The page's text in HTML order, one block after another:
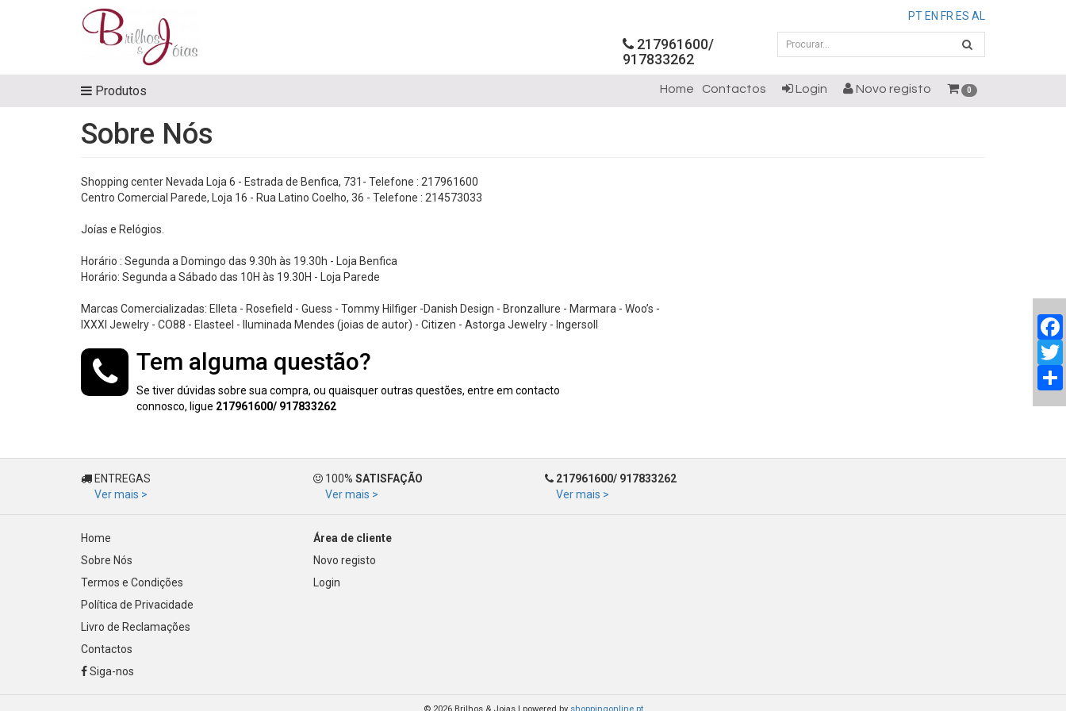
217961600/
917833262
PT EN FR ES AL
Produtos 0
Novo registo
Login
Contactos
Home
Sobre Nós
Shopping center Nevada Loja 6 - Estrada de Benfica, 731- Telefone : 217961600
Centro Comercial Parede, Loja 16 - Rua Latino Coelho, 36 - Telefone : 214573033
Joías e Relógios.
Horário : Segunda a Domingo das 9.30h às 19.30h - Loja Benfica
Horário: Segunda a Sábado das 10H às 19.30H - Loja Parede
Marcas Comercializadas: Elleta - Rosefield - Guess - Tommy Hilfiger -Danish Design - Bronzallure - Marmara - Woo’s -
IXXXI Jewelry - CO88 - Elasteel - Iluminada Mendes (joias de autor) - Citizen - Astorga Jewelry - Ingersoll
Tem alguma questão?
Se tiver dúvidas sobre sua compra, ou quaisquer outras questões, entre em contacto
connosco, ligue 217961600/ 917833262
ENTREGAS
Ver mais >
100% SATISFAÇÃO
Ver mais >
217961600/ 917833262
Ver mais >
Home
Sobre Nós
Termos e Condições
Política de Privacidade
Livro de Reclamações
Contactos
Siga-nos
Área de cliente
Novo registo
Login